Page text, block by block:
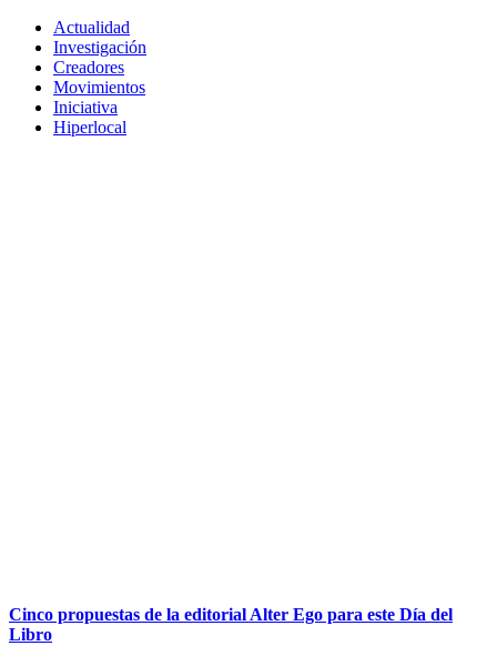
Actualidad
Investigación
Creadores
Movimientos
Iniciativa
Hiperlocal
Cinco propuestas de la editorial Alter Ego para este Día del
Libro